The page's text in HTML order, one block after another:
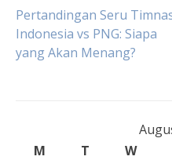
Post
navigation
Pertandingan Seru
Indonesia vs PNG: Siapa
yang Akan Menang?
M
T W